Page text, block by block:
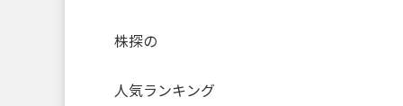
株探の
人気ランキング